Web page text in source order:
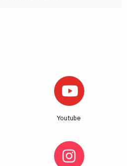
Youtube